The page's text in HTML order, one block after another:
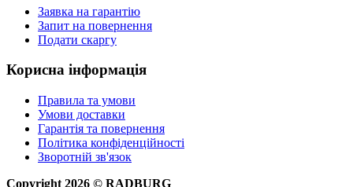
Заявка на гарантію
Запит на повернення
Подати скаргу
Корисна інформація
Правила та умови
Умови доставки
Гарантія та повернення
Політика конфіденційності
Зворотній зв'язок
Copyright 2026 © RADBURG